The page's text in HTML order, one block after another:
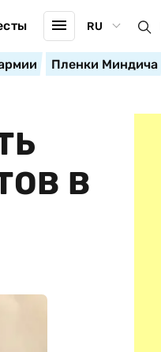
RU
Пленки Миндича
В